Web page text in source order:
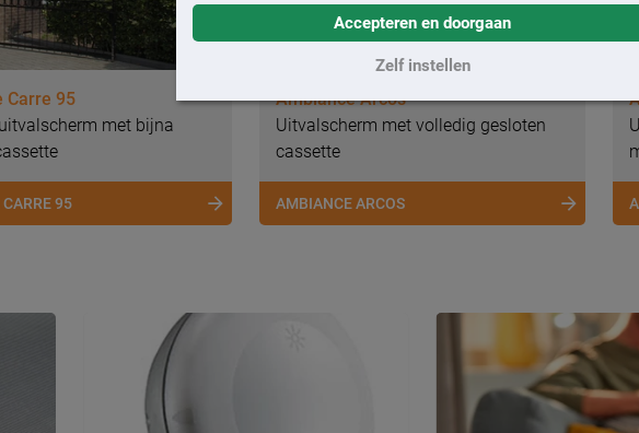
Accepteren en doorgaan
Zelf instellen
Carre 95
met bijna
95
Ambiance Arcos
Uitvalscherm met volledig gesloten
cassette
AMBIANCE ARCOS